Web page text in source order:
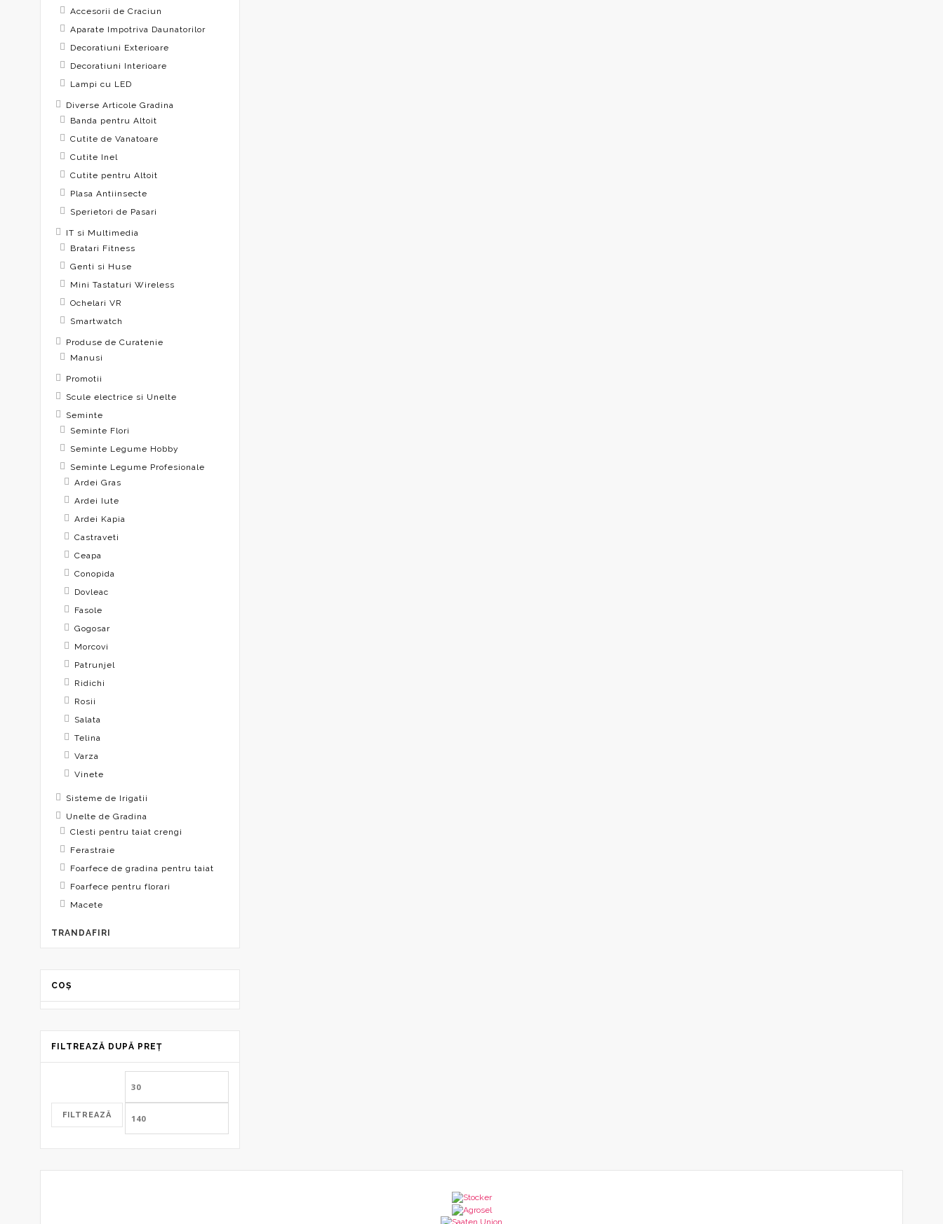
Accesorii de Craciun
Aparate Impotriva Daunatorilor
Decoratiuni Exterioare
Decoratiuni Interioare
Lampi cu LED
Diverse Articole Gradina
Banda pentru Altoit
Cutite de Vanatoare
Cutite Inel
Cutite pentru Altoit
Plasa Antiinsecte
Sperietori de Pasari
IT si Multimedia
Bratari Fitness
Genti si Huse
Mini Tastaturi Wireless
Ochelari VR
Smartwatch
Produse de Curatenie
Manusi
Promotii
Scule electrice si Unelte
Seminte
Seminte Flori
Seminte Legume Hobby
Seminte Legume Profesionale
Ardei Gras
Ardei Iute
Ardei Kapia
Castraveti
Ceapa
Conopida
Dovleac
Fasole
Gogosar
Morcovi
Patrunjel
Ridichi
Rosii
Salata
Telina
Varza
Vinete
Sisteme de Irigatii
Unelte de Gradina
Clesti pentru taiat crengi
Ferastraie
Foarfece de gradina pentru taiat
Foarfece pentru florari
Macete
TRANDAFIRI
COȘ
FILTREAZĂ DUPĂ PREȚ
FILTREAZĂ